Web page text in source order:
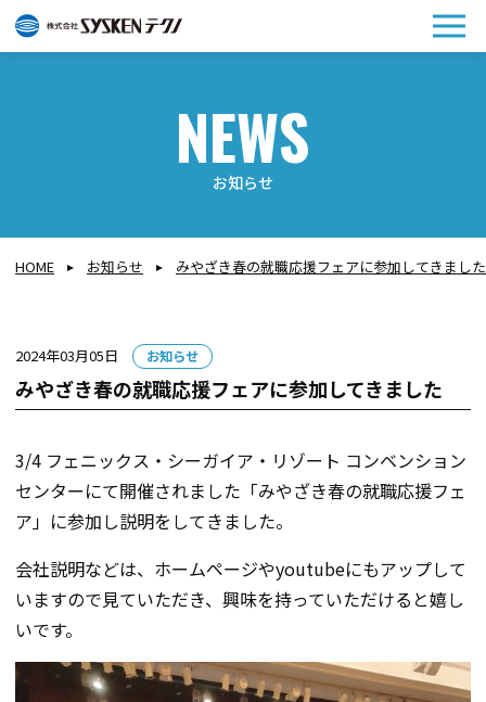
メ
お知らせ
HOME お知らせ みやざき春の就職応援フェアに参加してきました
2024年03月05日
カ
テ
ゴ
お知らせ
みやざき春の就職応援フェアに参加してきました
3/4 フェニックス・シーガイア・リゾート コンベンション
センターにて開催されました「みやざき春の就職応援フェ
ア」に参加し説明をしてきました。
会社説明などは、ホームページやyoutubeにもアップして
いますので見ていただき、興味を持っていただけると嬉し
いです。